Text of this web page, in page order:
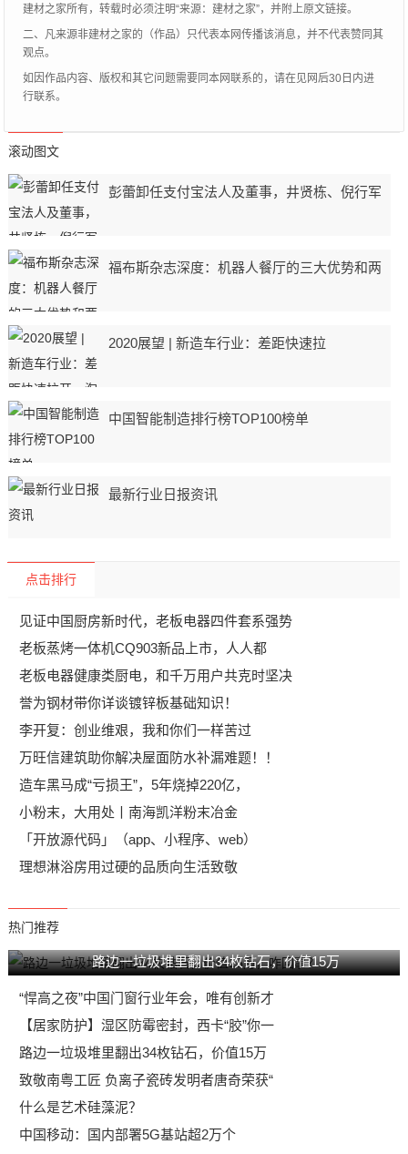
建材之家所有，转载时必须注明“来源：建材之家”，并附上原文链接。
二、凡来源非建材之家的（作品）只代表本网传播该消息，并不代表赞同其
观点。
如因作品内容、版权和其它问题需要同本网联系的，请在见网后30日内进
行联系。
滚动图文
彭蕾卸任支付宝法人及董事，井贤栋、倪行军
福布斯杂志深度：机器人餐厅的三大优势和两
2020展望 | 新造车行业：差距快速拉
中国智能制造排行榜TOP100榜单
最新行业日报资讯
点击排行
见证中国厨房新时代，老板电器四件套系强势
老板蒸烤一体机CQ903新品上市，人人都
老板电器健康类厨电，和千万用户共克时坚决
誉为钢材带你详谈镀锌板基础知识！
李开复：创业维艰，我和你们一样苦过
万旺信建筑助你解决屋面防水补漏难题！！
造车黑马成“亏损王”，5年烧掉220亿，
小粉末，大用处丨南海凯洋粉末冶金
「开放源代码」（app、小程序、web）
理想淋浴房用过硬的品质向生活致敬
热门推荐
路边一垃圾堆里翻出34枚钻石，价值15万
“悍高之夜”中国门窗行业年会，唯有创新才
【居家防护】湿区防霉密封，西卡“胶”你一
路边一垃圾堆里翻出34枚钻石，价值15万
致敬南粤工匠 负离子瓷砖发明者唐奇荣获“
什么是艺术硅藻泥？
中国移动：国内部署5G基站超2万个